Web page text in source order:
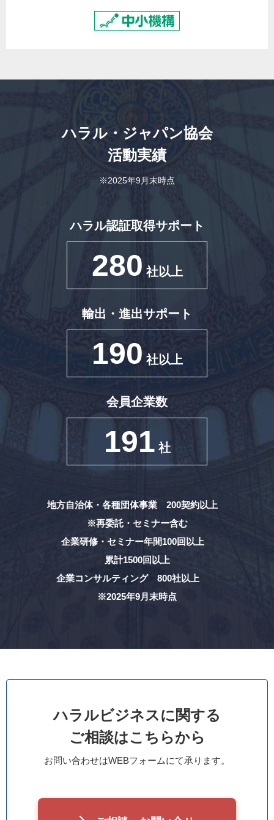
ハラル・ジャパン協会
活動実績
※2025年9月末時点
ハラル認証取得サポート
280 社以上
輸出・進出サポート
190 社以上
会員企業数
191 社
地方自治体・各種団体事業 200契約以上
※再委託・セミナー含む
企業研修・セミナー年間100回以上
累計1500回以上
企業コンサルティング 800社以上
※2025年9月末時点
ハラルビジネスに関する
ご相談はこちらから
お問い合わせはWEBフォームにて承ります。